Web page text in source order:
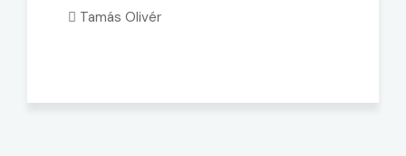
 Tamás Olivér